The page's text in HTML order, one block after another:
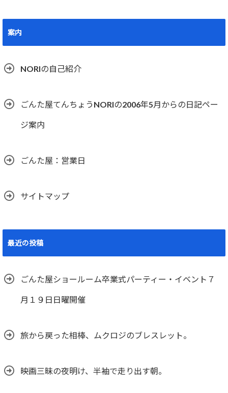
案内
NORIの自己紹介
ごんた屋てんちょうNORIの2006年5月からの日記ペー
ジ案内
ごんた屋：営業日
サイトマップ
最近の投稿
ごんた屋ショールーム卒業式パーティー・イベント７
月１９日日曜開催
旅から戻った相棒、ムクロジのブレスレット。
映画三昧の夜明け、半袖で走り出す朝。